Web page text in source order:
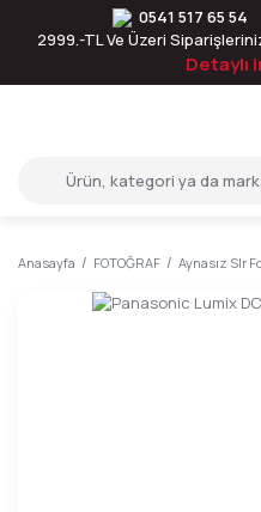
0541 517 65 54
2999.-TL Ve Üzeri
Detaylı
Anasayfa FOTOĞRAF Aynasız Slr